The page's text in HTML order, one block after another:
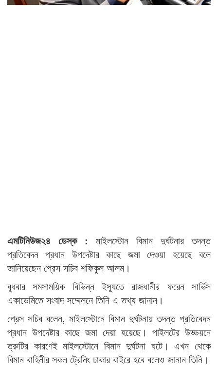
এমটিনিউজ২৪ ডেস্ক : মাইলস্টোন বিমান দুর্ঘটনার তদন্ত
প্রতিবেদন প্রধান উপদেষ্টার কাছে জমা দেওয়া হয়েছে বলে
জানিয়েছেন প্রেস সচিব শফিকুল আলম।
বুধবার সমসাময়িক বিভিন্ন ইস্যুতে রাজধানীর ফরেন সার্ভিস
একাডেমিতে সংবাদ সম্মেলনে তিনি এ তথ্য জানান।
প্রেস সচিব বলেন, মাইলস্টোনে বিমান দুর্ঘটনায় তদন্ত প্রতিবেদন
প্রধান উপদেষ্টার কাছে জমা দেয়া হয়েছে। পাইলটের উড্ডয়নে
ত্রুটির কারণেই মাইলস্টোনে বিমান দুর্ঘটনা ঘটে। এখন থেকে
বিমান বাহিনীর সকল ট্রেনিং ঢাকার বাইরে হবে বলেও জানান তিনি।